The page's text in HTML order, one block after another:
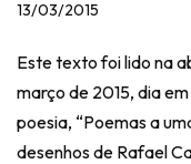
13/03/2015
Este texto foi lido na
março de 2015, dia
poesia, “Poemas a
desenhos de Rafael